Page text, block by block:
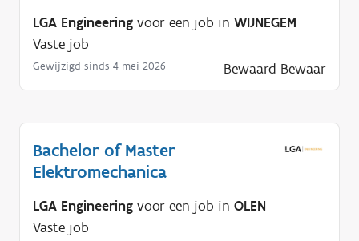
i
LGA Engineering voor een job in WIJNEGEM
Vaste job
Gewijzigd sinds 4 mei 2026 Bewaard Bewaar
Bachelor of Master
Elektromechanica
LGA Engineering voor een job in OLEN
Vaste job